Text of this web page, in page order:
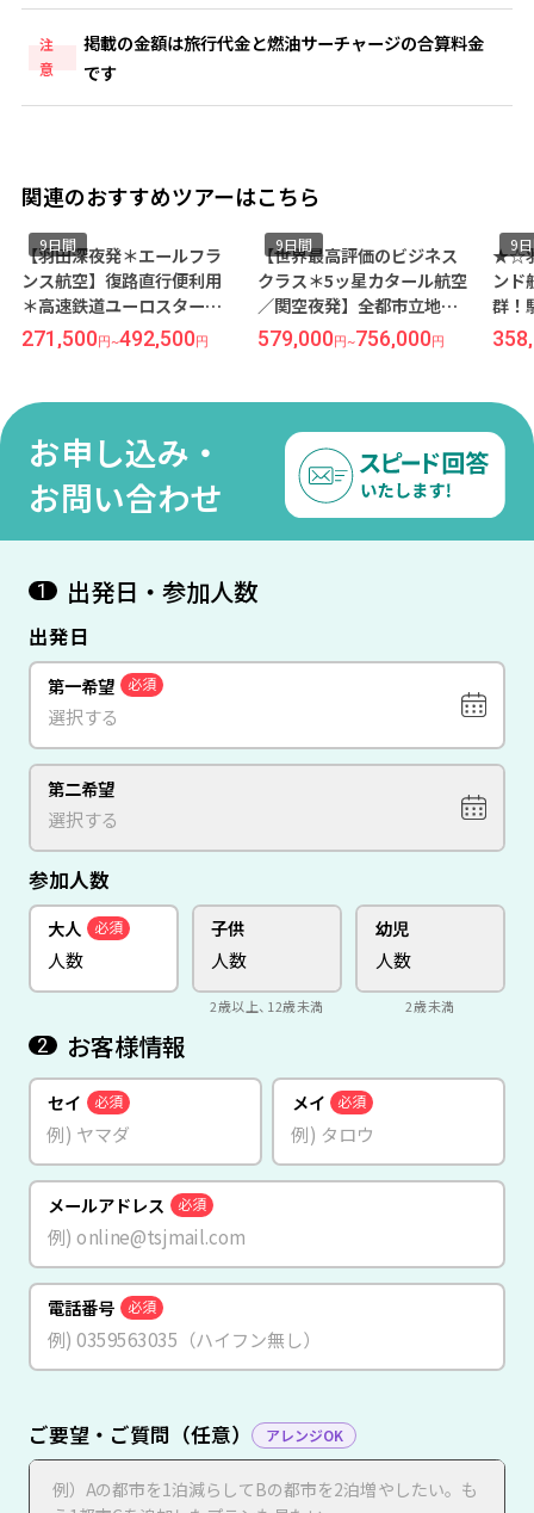
注
意
掲載の金額は旅行代金と燃油サーチャージの合算料金
です
関連のおすすめツアーはこちら
【羽田深夜発＊エールフラ
ンス航空】復路直行便利用
＊高速鉄道ユーロスターで
巡る西欧＊3都市周遊＜ロン
ドン×ブリュッセル×パリ
用）
9日間
271,500円~492,500円
【世界最高評価のビジネス
クラス＊5ッ星カタール航空
／関空夜発】全都市立地抜
群！駅チカ4ッ星ホテル指定
◆高速鉄道ユーロスターで
ドン×ブリュッセル×パリ
＞9日間
9日間
579,000円~756,000円
★☆
ン
群！
◆高
巡
＞9
9
お申し込み・
お問い合わせ
1 出発日・参加人数
出発日
第一希望 必須
第二希望
参加人数
大人 必須 子供
2歳以上、12歳未満
幼児
2歳未満
2 お客様情報
セイ 必須 メイ 必須
メールアドレス 必須
電話番号 必須
ご要望・ご質問（任意） アレンジOK